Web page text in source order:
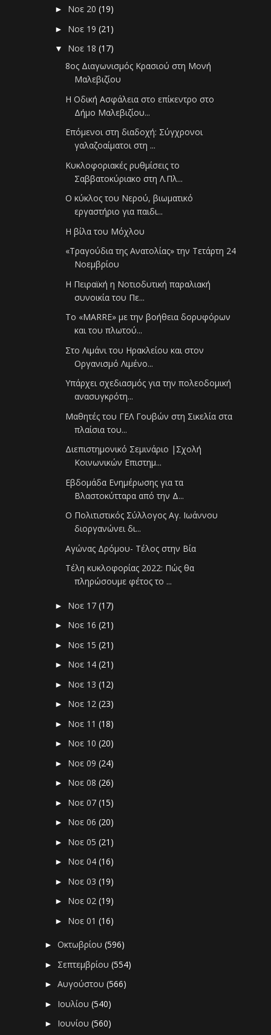
► Νοε 20(19)
► Νοε 19(21)
▼ Νοε 18(17)
8ος Διαγωνισμός Κρασιού στη Μονή
Μαλεβιζίου
Η Οδική Ασφάλεια στο επίκεντρο στο
Δήμο Μαλεβιζίου...
Επόμενοι στη διαδοχή: Σύγχρονοι
γαλαζοαίματοι στη ...
Κυκλοφοριακές ρυθμίσεις το
Σαββατοκύριακο στη Λ.Πλ...
O κύκλος του Νερού, βιωματικό
εργαστήριο για παιδι...
Η βίλα του Μόχλου
«Τραγούδια της Ανατολίας» την Τετάρτη 24
Νοεμβρίου
Η Πειραϊκή η Νοτιοδυτική παραλιακή
συνοικία του Πε...
Το «MARRE» με την βοήθεια δορυφόρων
και του πλωτού...
Στο Λιμάνι του Ηρακλείου και στον
Οργανισμό Λιμένο...
Υπάρχει σχεδιασμός για την πολεοδομική
ανασυγκρότη...
Μαθητές του ΓΕΛ Γουβών στη Σικελία στα
πλαίσια του...
Διεπιστημονικό Σεμινάριο |Σχολή
Κοινωνικών Επιστημ...
Εβδομάδα Ενημέρωσης για τα
Βλαστοκύτταρα από την Δ...
Ο Πολιτιστικός Σύλλογος Αγ. Ιωάννου
διοργανώνει δι...
Αγώνας Δρόμου- Τέλος στην Βία
Τέλη κυκλοφορίας 2022: Πώς θα
πληρώσουμε φέτος το ...
► Νοε 17(17)
► Νοε 16(21)
► Νοε 15(21)
► Νοε 14(21)
► Νοε 13(12)
► Νοε 12(23)
► Νοε 11(18)
► Νοε 10(20)
► Νοε 09(24)
► Νοε 08(26)
► Νοε 07(15)
► Νοε 06(20)
► Νοε 05(21)
► Νοε 04(16)
► Νοε 03(19)
► Νοε 02(19)
► Νοε 01(16)
►Οκτωβρίου(596)
► Σεπτεμβρίου(554)
►Αυγούστου(566)
► Ιουλίου(540)
► Ιουνίου(560)